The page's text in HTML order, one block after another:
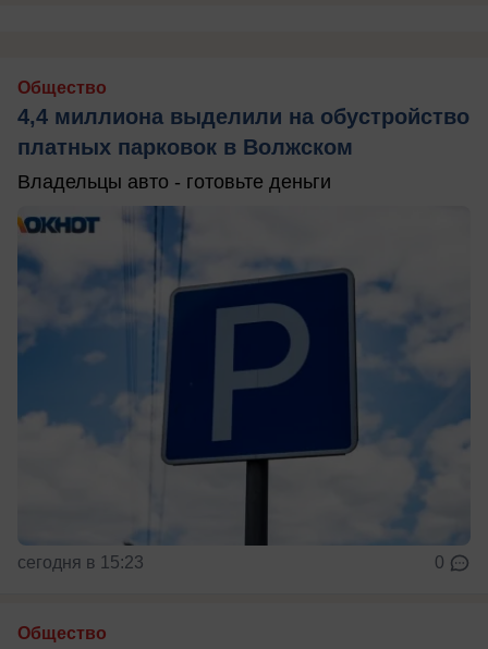
Общество
4,4 миллиона выделили на обустройство
платных парковок в Волжском
Владельцы авто - готовьте деньги
сегодня в 15:23 0
Общество